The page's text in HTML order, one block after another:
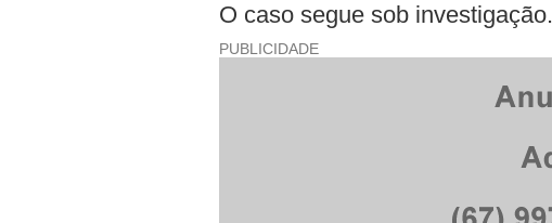
O caso segue sob investigação.
PUBLICIDADE